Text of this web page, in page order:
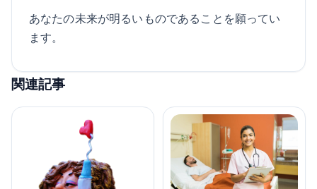
あなたの未来が明るいものであることを願ってい
ます。
関連記事